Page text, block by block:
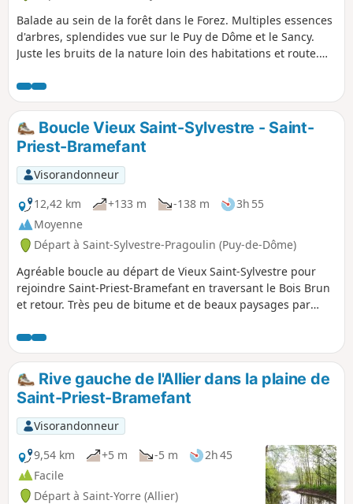
Balade au sein de la forêt dans le Forez. Multiples essences
d'arbres, splendides vue sur le Puy de Dôme et le Sancy.
Juste les bruits de la nature loin des habitations et route.
promenade commence par une bonne côte au milieu de la
forêt et commence à redescendre qu'entre les intersection
(3) et (4). Pratiquée à vélo, il faudra être prudent quant à la
rencontre de ceux-ci.
Boucle Vieux Saint-Sylvestre - Saint-
Priest-Bramefant
Visorandonneur
12,42 km
+133 m -138 m
3h 55
Moyenne
Départ à Saint-Sylvestre-Pragoulin (Puy-de-Dôme)
Agréable boucle au départ de Vieux Saint-Sylvestre pour
rejoindre Saint-Priest-Bramefant en traversant le Bois Brun
et retour. Très peu de bitume et de beaux paysages par
Rive gauche de l'Allier dans la plaine de
Saint-Priest-Bramefant
Visorandonneur
9,54 km
+5 m -5 m
2h 45
Facile
Départ à Saint-Yorre (Allier)